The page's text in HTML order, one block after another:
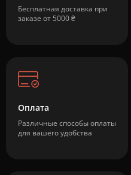
Бесплатная доставка при
заказе от 5000 ₴
Оплата
Различные способы оплаты
для вашего удобства